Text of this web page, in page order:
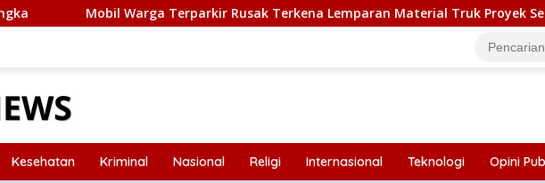
Mobil Warga Terparkir Rusak Terkena Lemparan Material Truk Proyek Sekolah
Kesehatan Kriminal Nasional Religi Internasional Teknologi Opini